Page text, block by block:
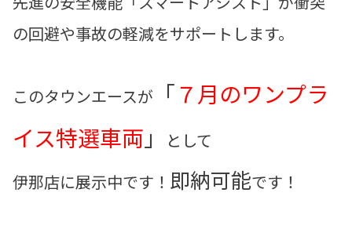
の回避や事故の軽減をサポートします。
このタウンエースが 「 ７月のワンプラ
イス特選車両 」
として
伊那店に展示中です！ 即納可能です！